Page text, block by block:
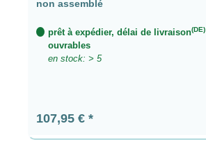
non assemblé
prêt à expédier, délai de livraison(DE)
ouvrables
en stock: > 5
Prix régulier :
107,95 €